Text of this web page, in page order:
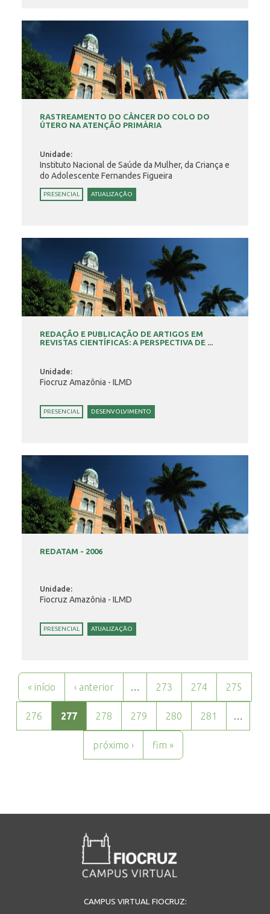
RASTREAMENTO DO CÂNCER DO COLO DO
ÚTERO NA ATENÇÃO PRIMÁRIA
Unidade:
Instituto Nacional de Saúde da Mulher, da Criança e
do Adolescente Fernandes Figueira
PRESENCIAL ATUALIZAÇÃO
REDAÇÃO E PUBLICAÇÃO DE ARTIGOS EM
REVISTAS CIENTÍFICAS: A PERSPECTIVA DE ...
Unidade:
Fiocruz Amazônia - ILMD
PRESENCIAL DESENVOLVIMENTO
REDATAM - 2006
Unidade:
Fiocruz Amazônia - ILMD
PRESENCIAL ATUALIZAÇÃO
Páginas
« início ‹ anterior … 273 274 275
276 277 278 279 280 281 …
próximo › fim »
CAMPUS VIRTUAL FIOCRUZ: